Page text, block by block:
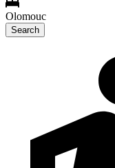
Olomouc
Search